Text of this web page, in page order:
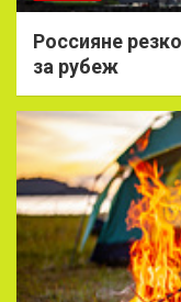
Россияне
за рубеж